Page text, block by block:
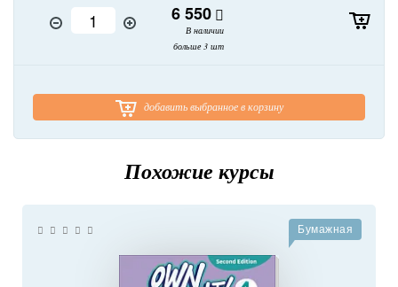
6 550
В наличии
больше 3 шт
добавить выбранное в корзину
Похожие курсы
Бумажная